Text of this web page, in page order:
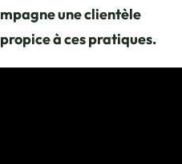
une clientèle
à ces pratiques.